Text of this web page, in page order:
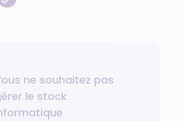
ne souhaitez pas
le stock